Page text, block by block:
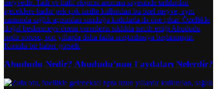
Ahududu Nedir? Ahududu’nun Faydaları Nelerdir?